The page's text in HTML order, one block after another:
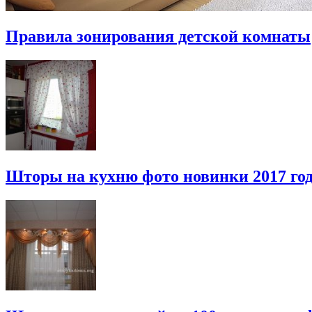
Правила зонирования детской комнаты
Шторы на кухню фото новинки 2017